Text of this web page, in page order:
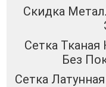
Скидка
Сетка
Без
Сетка